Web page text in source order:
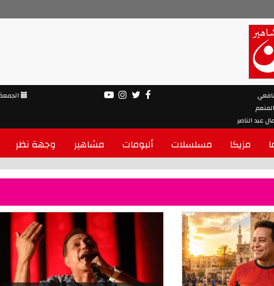
عبد الناصر
مزيكا مسلسلات ألبومات مشاهير وجهة نظر